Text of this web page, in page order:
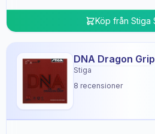
Köp från Stiga
DNA Dragon Grip
Stiga
8 recensioner